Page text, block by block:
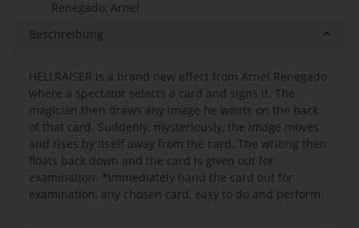
Renegado, Arnel
Beschreibung
HELLRAISER is a brand new effect from Arnel Renegado
where a spectator selects a card and signs it. The
magician then draws any image he wants on the back
of that card. Suddenly, mysteriously, the image moves
and rises by itself away from the card. The writing then
floats back down and the card is given out for
examination. *Immediately hand the card out for
examination, any chosen card, easy to do and perform.